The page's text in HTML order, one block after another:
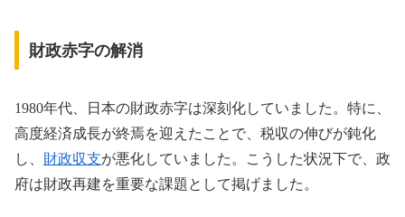
財政赤字の解消
1980年代、日本の財政赤字は深刻化していました。特に、
高度経済成長が終焉を迎えたことで、税収の伸びが鈍化
し、 財政収支が悪化していました。こうした状況下で、政
府は財政再建を重要な課題として掲げました。